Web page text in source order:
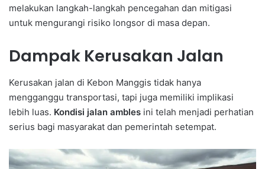
melakukan langkah-langkah pencegahan dan mitigasi
untuk mengurangi risiko longsor di masa depan.
Dampak Kerusakan Jalan
Kerusakan jalan di Kebon Manggis tidak hanya
mengganggu transportasi, tapi juga memiliki implikasi
lebih luas. Kondisi jalan ambles ini telah menjadi perhatian
serius bagi masyarakat dan pemerintah setempat.